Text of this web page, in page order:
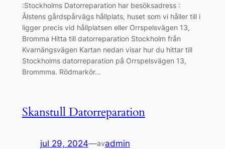
:Stockholms Datorreparation har besöksadress :
Ålstens gårdspårvägs hållplats, huset som vi håller till i
ligger precis vid hållplatsen eller Orrspelsvägen 13,
Bromma Hitta till datorreparation Stockholm från
Kvarnängsvägen Kartan nedan visar hur du hittar till
Stockholms datorreparation på Orrspelsvägen 13,
Brommma. Rödmarkör…
Skanstull Datorreparation
jul 29, 2024—avadmin